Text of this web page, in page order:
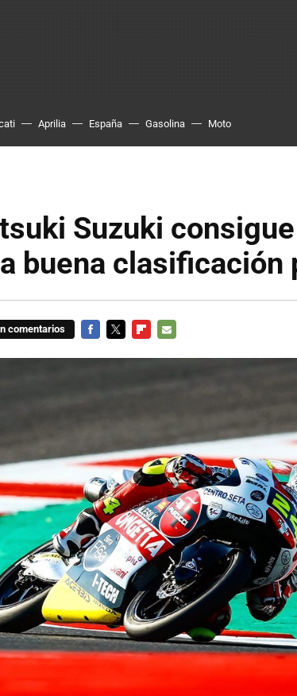
Aprilia España Gasolina Moto
Suzuki
buena clasificación
comentarios